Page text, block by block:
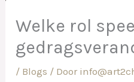
Welke rol
/ Blogs / Door